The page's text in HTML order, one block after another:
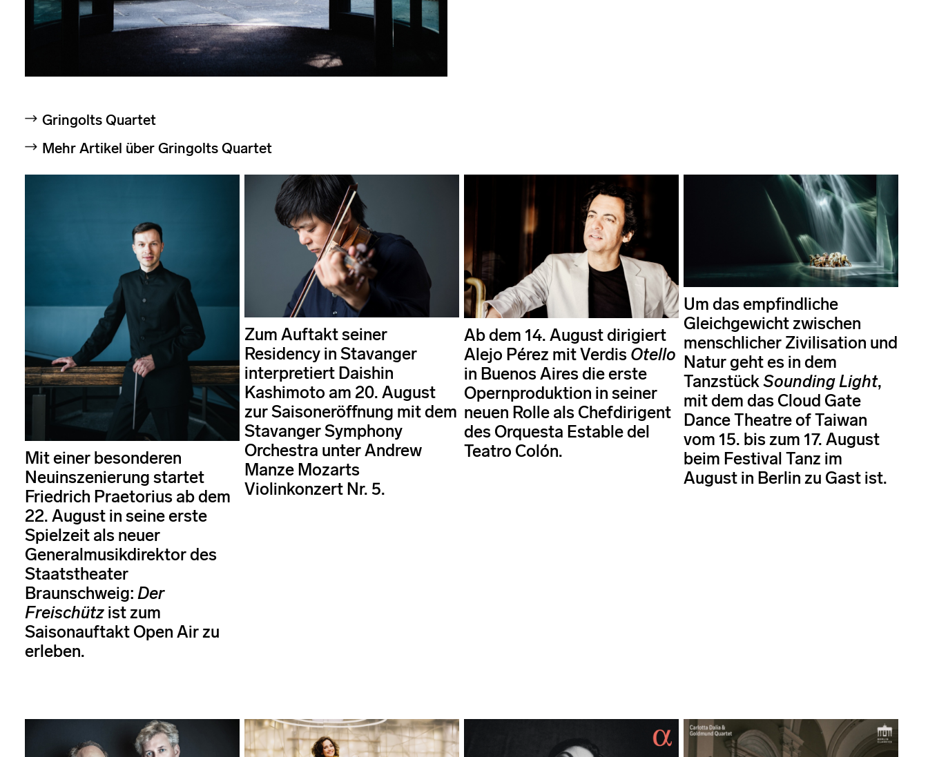
Gringolts Quartet
Mehr Artikel über Gringolts Quartet
Mit einer besonderen
Neuinszenierung startet
Friedrich Praetorius ab dem
22. August in seine erste
Spielzeit als neuer
Generalmusikdirektor des
Staatstheater
Braunschweig: Der
Freischütz ist zum
Saisonauftakt Open Air zu
erleben.
Zum Auftakt seiner
Residency in Stavanger
interpretiert Daishin
Kashimoto am 20. August
zur Saisoneröffnung mit dem
Stavanger Symphony
Orchestra unter Andrew
Manze Mozarts
Violinkonzert Nr. 5.
Ab dem 14. August dirigiert
Alejo Pérez mit Verdis Otello
in Buenos Aires die erste
Opernproduktion in seiner
neuen Rolle als Chefdirigent
des Orquesta Estable del
Teatro Colón.
Um das empfindliche
Gleichgewicht zwischen
menschlicher Zivilisation und
Natur geht es in dem
TanzstückSounding Light,
mit dem das Cloud Gate
Dance Theatre of Taiwan
vom 15. bis zum 17. August
beim Festival Tanz im
August in Berlin zu Gast ist.